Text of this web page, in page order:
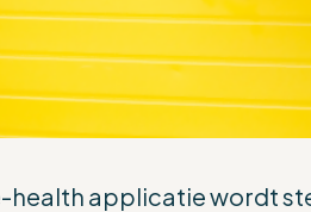
health applicatie wordt